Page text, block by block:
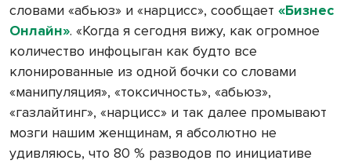
словами «абьюз» и «нарцисс», сообщает «Бизнес
Онлайн». «Когда я сегодня вижу, как огромное
количество инфоцыган как будто все
клонированные из одной бочки со словами
«манипуляция», «токсичность», «абьюз»,
«газлайтинг», «нарцисс» и так далее промывают
мозги нашим женщинам, я абсолютно не
удивляюсь, что 80 % разводов по инициативе